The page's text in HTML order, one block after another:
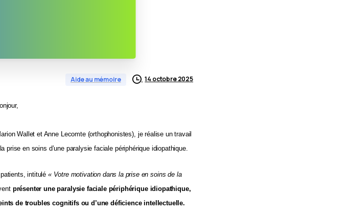
Aide au mémoire 14 octobre 2025
Wallet et Anne Lecomte (orthophonistes), je réalise un travail
prise en soins d’une paralysie faciale périphérique idiopathique.
intitulé « Votre motivation dans la prise en soins de la
présenter une paralysie faciale périphérique idiopathique,
de troubles cognitifs ou d’une déficience intellectuelle.